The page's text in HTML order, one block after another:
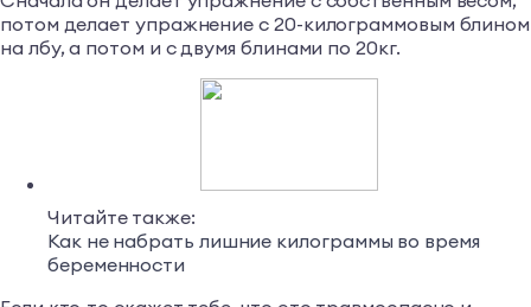
потом делает упражнение с 20-килограммовым блином
на лбу, а потом и с двумя блинами по 20кг.
Читайте также:
Как не набрать лишние килограммы во время
беременности